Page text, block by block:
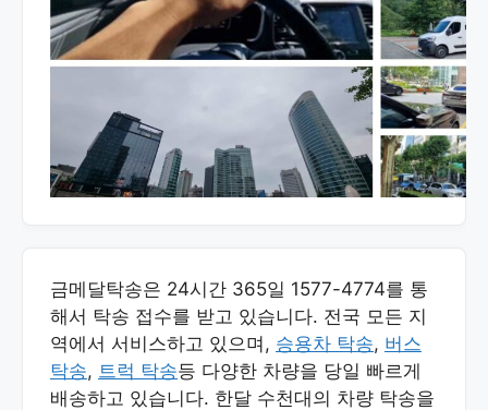
금메달탁송은 24시간 365일 1577-4774를 통
해서 탁송 접수를 받고 있습니다. 전국 모든 지
역에서 서비스하고 있으며, 승용차 탁송, 버스
탁송, 트럭 탁송등 다양한 차량을 당일 빠르게
배송하고 있습니다. 한달 수천대의 차량 탁송을